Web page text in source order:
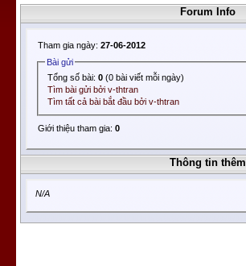
Forum Info
Tham gia ngày: 27-06-2012
Bài gửi
Tổng số bài:0 (0 bài viết mỗi ngày)
Tìm bài gửi bởi v-thtran
Tìm tất cả bài bắt đầu bởi v-thtran
Giới thiệu tham gia: 0
Thông tin thêm
N/A